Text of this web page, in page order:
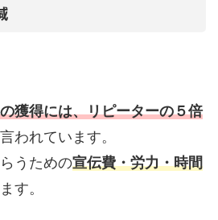
獲得には、リピーターの５倍
われています。
うための宣伝費・労力・時間
す。